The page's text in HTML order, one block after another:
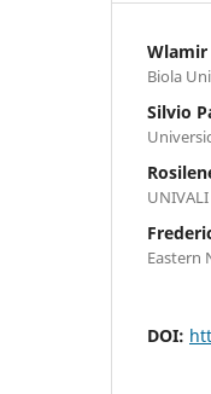
Wlamir
Biola
Silvio
Eastern
DOI: